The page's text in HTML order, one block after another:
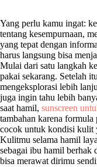
Yang perlu kamu ingat:
tentang kesempurnaan,
yang tepat dengan
harus langsung bisa
Mulai dari satu langkah
pakai sekarang. Setelah
mengeksplorasi lebih
juga ingin tahu lebih
saat hamil, sunscreen
tambahan karena
cocok untuk kondisi kulit
Kulitmu selama hamil
sebagai ibu hamil berhak
bisa merawat dirimu